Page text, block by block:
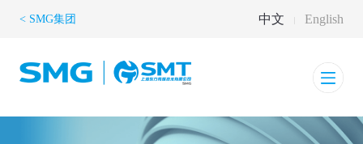
< SMG集团 中文 English